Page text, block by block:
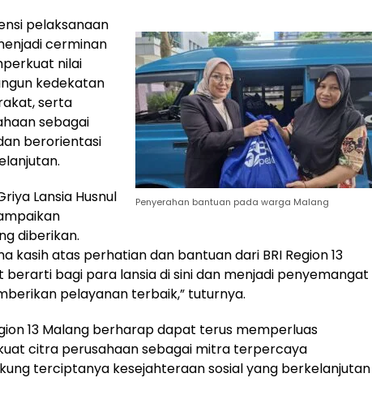
Penyerahan bantuan pada warga Malang
pelaksanaan
cerminan
nilai
kedekatan
serta
sebagai
berorientasi
Lansia Husnul
diberikan.
kasih atas perhatian dan bantuan dari BRI Region 13
berarti bagi para lansia di sini dan menjadi penyemangat
pelayanan terbaik,” tuturnya.
13 Malang berharap dapat terus memperluas
citra perusahaan sebagai mitra terpercaya
terciptanya kesejahteraan sosial yang berkelanjutan